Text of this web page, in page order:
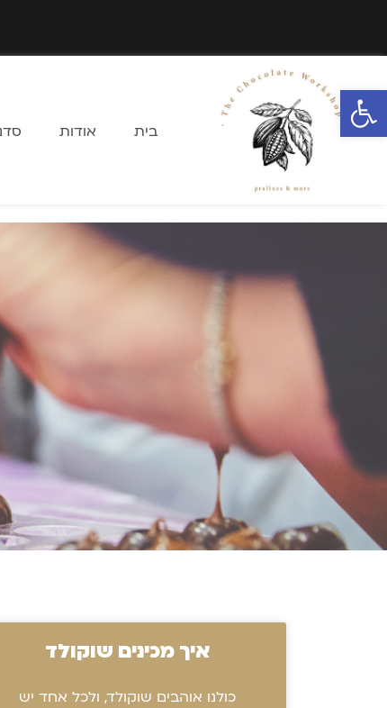
פתח סרגל נגישות
בית אודות
איך מכינים שוקולד
כולנו אוהבים שוקולד, ולכל אחד יש